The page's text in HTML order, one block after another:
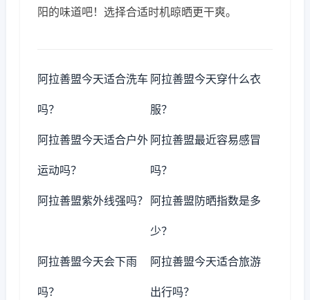
阳的味道吧！选择合适时机晾晒更干爽。
阿拉善盟今天适合洗车
吗？
阿拉善盟今天穿什么衣
服？
阿拉善盟今天适合户外
运动吗？
阿拉善盟最近容易感冒
吗？
阿拉善盟紫外线强吗？ 阿拉善盟防晒指数是多
少？
阿拉善盟今天会下雨
吗？
阿拉善盟今天适合旅游
出行吗？